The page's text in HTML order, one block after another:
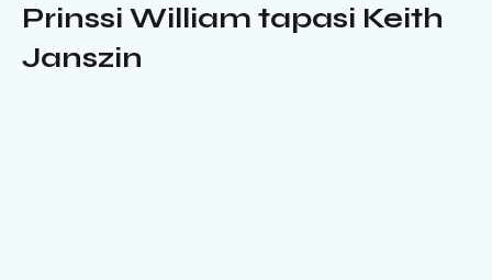
Prinssi William tapasi Keith
Janszin